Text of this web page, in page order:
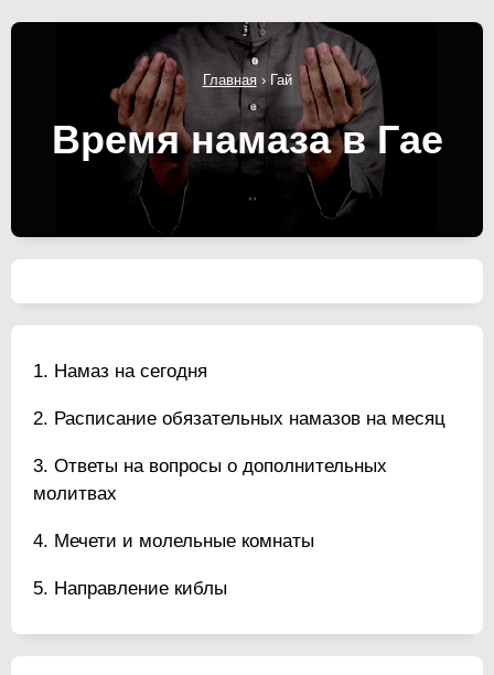
Главная› Гай
Время намаза в Гае
Намаз на сегодня
Расписание обязательных намазов на месяц
Ответы на вопросы о дополнительных
молитвах
Мечети и молельные комнаты
Направление киблы